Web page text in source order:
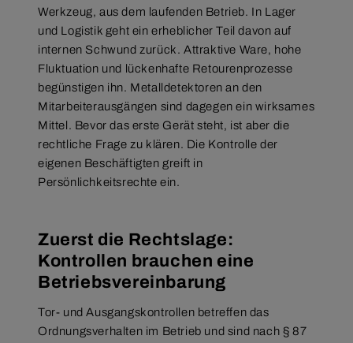
Werkzeug, aus dem laufenden Betrieb. In Lager
und Logistik geht ein erheblicher Teil davon auf
internen Schwund zurück. Attraktive Ware, hohe
Fluktuation und lückenhafte Retourenprozesse
begünstigen ihn. Metalldetektoren an den
Mitarbeiterausgängen sind dagegen ein wirksames
Mittel. Bevor das erste Gerät steht, ist aber die
rechtliche Frage zu klären. Die Kontrolle der
eigenen Beschäftigten greift in
Persönlichkeitsrechte ein.
Zuerst die Rechtslage:
Kontrollen brauchen eine
Betriebsvereinbarung
Tor- und Ausgangskontrollen betreffen das
Ordnungsverhalten im Betrieb und sind nach § 87